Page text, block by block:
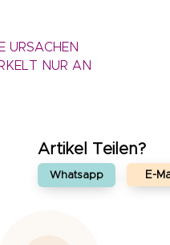
URSACHEN
NUR AN
Artikel Teilen?
Whatsapp E-